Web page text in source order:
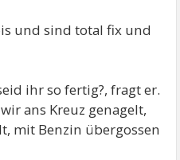
und sind total fix und
ihr so fertig?, fragt er.
ans Kreuz genagelt,
mit Benzin übergossen